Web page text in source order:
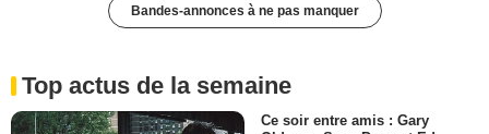
Bandes-annonces à ne pas manquer
Top actus de la semaine
Ce soir entre amis : Gary